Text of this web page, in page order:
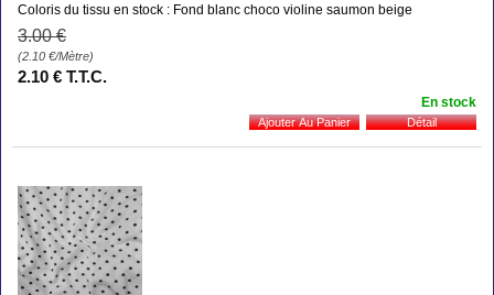
Coloris du tissu en stock : Fond blanc choco violine saumon beige
3.00 €
(2.10 €/Mètre)
2.10 € T.T.C.
En stock